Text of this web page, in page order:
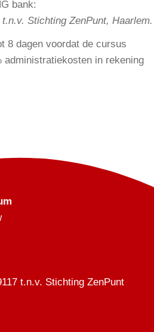
zazen)
drie buigingen
één Geest.
retraite, maar dan een
dat je de mogelijkheid
ontmoeten. Door je vijf dagen
terug te trekken, je
zelf los te laten en zazen te
programma. Sesshin is een
bank:
Stichting ZenPunt, Haarlem.
8 dagen voordat de cursus
administratiekosten in rekening
t.n.v. Stichting ZenPunt